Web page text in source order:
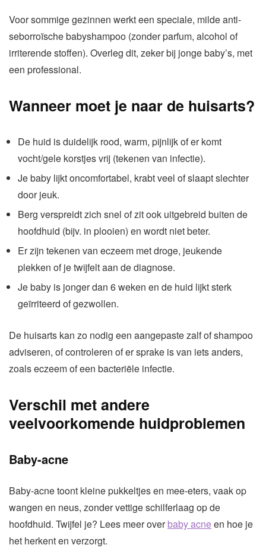
Voor sommige gezinnen werkt een speciale, milde anti-
seborroïsche babyshampoo (zonder parfum, alcohol of
irriterende stoffen). Overleg dit, zeker bij jonge baby’s, met
een professional.
Wanneer moet je naar de huisarts?
De huid is duidelijk rood, warm, pijnlijk of er komt
vocht/gele korstjes vrij (tekenen van infectie).
Je baby lijkt oncomfortabel, krabt veel of slaapt slechter
door jeuk.
Berg verspreidt zich snel of zit ook uitgebreid buiten de
hoofdhuid (bijv. in plooien) en wordt niet beter.
Er zijn tekenen van eczeem met droge, jeukende
plekken of je twijfelt aan de diagnose.
Je baby is jonger dan 6 weken en de huid lijkt sterk
geïrriteerd of gezwollen.
De huisarts kan zo nodig een aangepaste zalf of shampoo
adviseren, of controleren of er sprake is van iets anders,
zoals eczeem of een bacteriële infectie.
Verschil met andere
veelvoorkomende huidproblemen
Baby-acne
Baby-acne toont kleine pukkeltjes en mee-eters, vaak op
wangen en neus, zonder vettige schilferlaag op de
hoofdhuid. Twijfel je? Lees meer overbaby acneen hoe je
het herkent en verzorgt.